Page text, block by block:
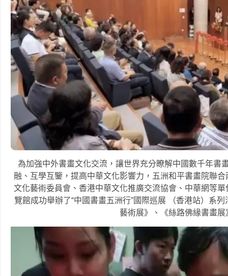
為加強中外書畫文化交流，讓世界充分瞭解中國數千年書
融、互學互鑒，提高中華文化影響力，五洲和平書畫院聯
文化藝術委員會、香港中華文化推廣交流協會、中華網等
覽館成功舉辦了“中國書畫五洲行”國際巡展 （香港站）
藝術展》、《絲路佛緣書畫